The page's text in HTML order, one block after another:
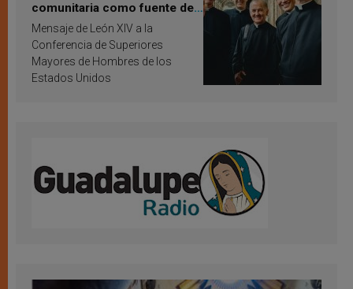
comunitaria como fuente de
inspiración y santificación
Mensaje de León XIV a la
Conferencia de Superiores
Mayores de Hombres de los
Estados Unidos